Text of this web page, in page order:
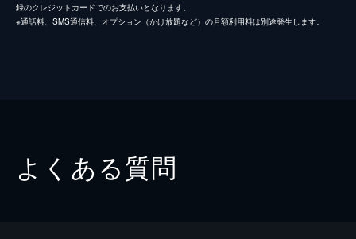
録のクレジットカードでのお支払いとなります。
※通話料、SMS通信料、オプション（かけ放題など）の月額利用料は別途発生します。
よくある質問